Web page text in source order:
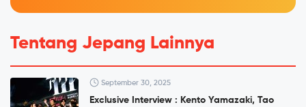
Tentang Jepang Lainnya
September 30, 2025
Exclusive Interview : Kento Yamazaki, Tao